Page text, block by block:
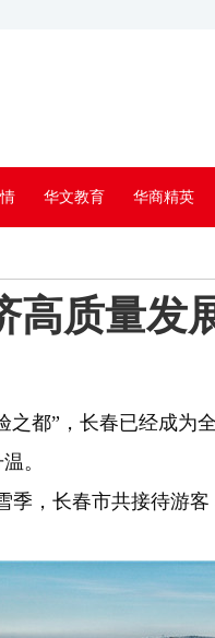
华文教育 华商精英
高质量发
”，长春已经成为
。
长春市共接待游客